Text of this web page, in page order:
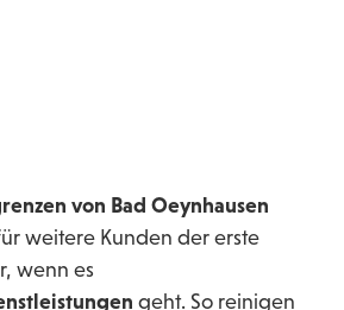
von Bad Oeynhausen
weitere Kunden der erste
wenn es
geht. So reinigen